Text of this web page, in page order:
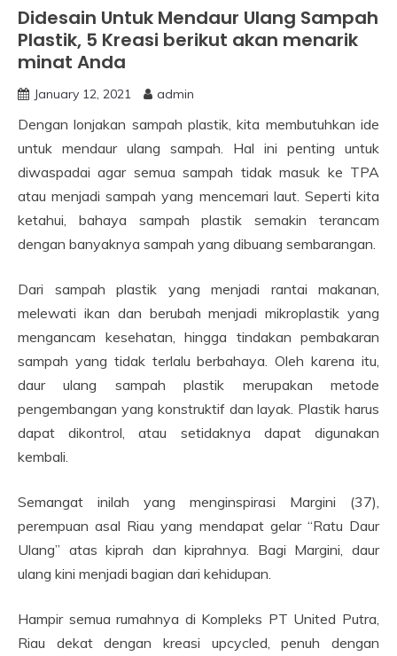
Didesain Untuk Mendaur Ulang Sampah
Plastik, 5 Kreasi berikut akan menarik
minat Anda
January 12, 2021 admin
Dengan lonjakan sampah plastik, kita membutuhkan ide
untuk mendaur ulang sampah. Hal ini penting untuk
diwaspadai agar semua sampah tidak masuk ke TPA
atau menjadi sampah yang mencemari laut. Seperti kita
ketahui, bahaya sampah plastik semakin terancam
dengan banyaknya sampah yang dibuang sembarangan.
Dari sampah plastik yang menjadi rantai makanan,
melewati ikan dan berubah menjadi mikroplastik yang
mengancam kesehatan, hingga tindakan pembakaran
sampah yang tidak terlalu berbahaya. Oleh karena itu,
daur ulang sampah plastik merupakan metode
pengembangan yang konstruktif dan layak. Plastik harus
dapat dikontrol, atau setidaknya dapat digunakan
kembali.
Semangat inilah yang menginspirasi Margini (37),
perempuan asal Riau yang mendapat gelar “Ratu Daur
Ulang” atas kiprah dan kiprahnya. Bagi Margini, daur
ulang kini menjadi bagian dari kehidupan.
Hampir semua rumahnya di Kompleks PT United Putra,
Riau dekat dengan kreasi upcycled, penuh dengan